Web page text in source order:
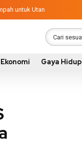
untuk Utan
Proyek PKN II
Ekonomi Gaya Hidup